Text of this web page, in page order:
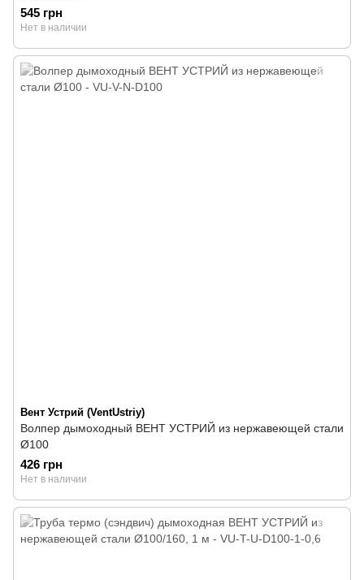
545 грн
Нет в наличии
Вент Устрий (VentUstriy)
Волпер дымоходный ВЕНТ УСТРИЙ из нержавеющей стали
Ø100
426 грн
Нет в наличии